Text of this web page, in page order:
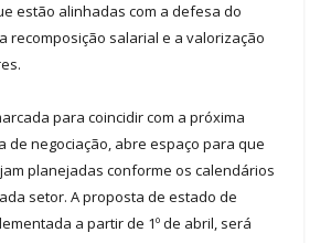
estão alinhadas com a defesa do
recomposição salarial e a valorização
para coincidir com a próxima
de negociação, abre espaço para que
planejadas conforme os calendários
setor. A proposta de estado de
a partir de 1º de abril, será